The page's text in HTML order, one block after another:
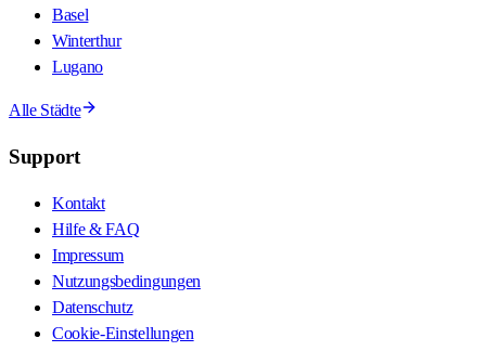
Basel
Winterthur
Lugano
Alle Städte
Support
Kontakt
Hilfe & FAQ
Impressum
Nutzungsbedingungen
Datenschutz
Cookie-Einstellungen